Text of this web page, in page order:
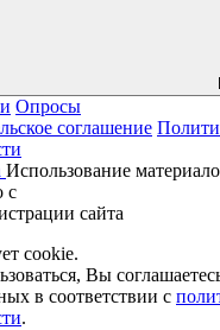
Опросы
соглашение
Использование
с
сайта
cookie.
Вы
в соответствии с
.